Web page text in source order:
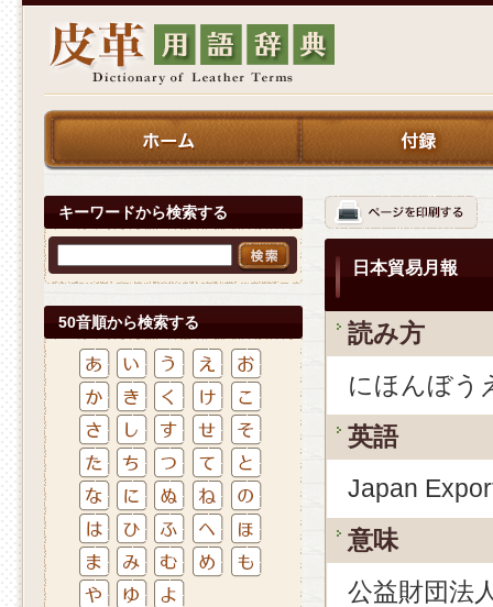
キーワードから検索する
50音順から検索する
日本貿易月報
読み方
にほんぼう
英語
Japan
意味
公益財団法